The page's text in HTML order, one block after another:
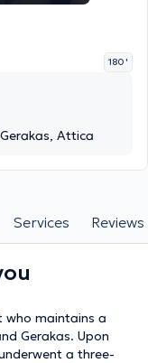
180 '
Attica
Services Reviews
who maintains a
Gerakas. Upon
a three-